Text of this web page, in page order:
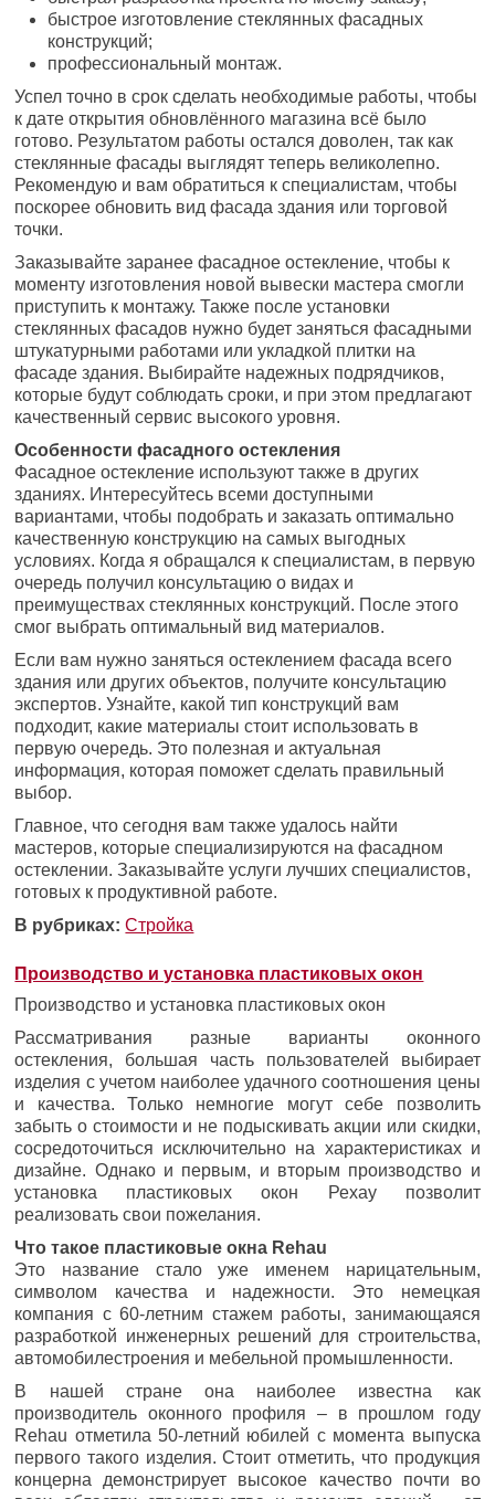
быстрое изготовление стеклянных фасадных
конструкций;
профессиональный монтаж.
Успел точно в срок сделать необходимые работы, чтобы
к дате открытия обновлённого магазина всё было
готово. Результатом работы остался доволен, так как
стеклянные фасады выглядят теперь великолепно.
Рекомендую и вам обратиться к специалистам, чтобы
поскорее обновить вид фасада здания или торговой
точки.
Заказывайте заранее фасадное остекление, чтобы к
моменту изготовления новой вывески мастера смогли
приступить к монтажу. Также после установки
стеклянных фасадов нужно будет заняться фасадными
штукатурными работами или укладкой плитки на
фасаде здания. Выбирайте надежных подрядчиков,
которые будут соблюдать сроки, и при этом предлагают
качественный сервис высокого уровня.
Особенности фасадного остекления
Фасадное остекление используют также в других
зданиях. Интересуйтесь всеми доступными
вариантами, чтобы подобрать и заказать оптимально
качественную конструкцию на самых выгодных
условиях. Когда я обращался к специалистам, в первую
очередь получил консультацию о видах и
преимуществах стеклянных конструкций. После этого
смог выбрать оптимальный вид материалов.
Если вам нужно заняться остеклением фасада всего
здания или других объектов, получите консультацию
экспертов. Узнайте, какой тип конструкций вам
подходит, какие материалы стоит использовать в
первую очередь. Это полезная и актуальная
информация, которая поможет сделать правильный
выбор.
Главное, что сегодня вам также удалось найти
мастеров, которые специализируются на фасадном
остеклении. Заказывайте услуги лучших специалистов,
готовых к продуктивной работе.
В рубриках: Стройка
Производство и установка пластиковых окон
Производство и установка пластиковых окон
Рассматривания разные варианты оконного
остекления, большая часть пользователей выбирает
изделия с учетом наиболее удачного соотношения цены
и качества. Только немногие могут себе позволить
забыть о стоимости и не подыскивать акции или скидки,
сосредоточиться исключительно на характеристиках и
дизайне. Однако и первым, и вторым производство и
установка пластиковых окон Рехау позволит
реализовать свои пожелания.
Что такое пластиковые окна Rehau
Это название стало уже именем нарицательным,
символом качества и надежности. Это немецкая
компания с 60-летним стажем работы, занимающаяся
разработкой инженерных решений для строительства,
автомобилестроения и мебельной промышленности.
В нашей стране она наиболее известна как
производитель оконного профиля – в прошлом году
Rehau отметила 50-летний юбилей с момента выпуска
первого такого изделия. Стоит отметить, что продукция
концерна демонстрирует высокое качество почти во